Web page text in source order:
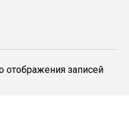
отображения записей